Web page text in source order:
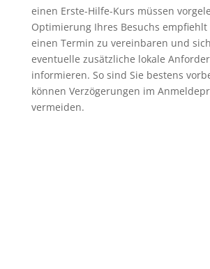
einen Erste-Hilfe-Kurs müssen
Optimierung Ihres Besuchs empfiehlt
einen Termin zu vereinbaren und
eventuelle zusätzliche lokale
informieren. So sind Sie bestens
können Verzögerungen im
vermeiden.